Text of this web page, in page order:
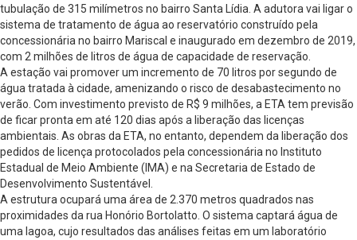
tubulação de 315 milímetros no bairro Santa Lídia. A adutora vai ligar o
sistema de tratamento de água ao reservatório construído pela
concessionária no bairro Mariscal e inaugurado em dezembro de 2019,
com 2 milhões de litros de água de capacidade de reservação.
A estação vai promover um incremento de 70 litros por segundo de
água tratada à cidade, amenizando o risco de desabastecimento no
verão. Com investimento previsto de R$ 9 milhões, a ETA tem previsão
de ficar pronta em até 120 dias após a liberação das licenças
ambientais. As obras da ETA, no entanto, dependem da liberação dos
pedidos de licença protocolados pela concessionária no Instituto
Estadual de Meio Ambiente (IMA) e na Secretaria de Estado de
Desenvolvimento Sustentável.
A estrutura ocupará uma área de 2.370 metros quadrados nas
proximidades da rua Honório Bortolatto. O sistema captará água de
uma lagoa, cujo resultados das análises feitas em um laboratório